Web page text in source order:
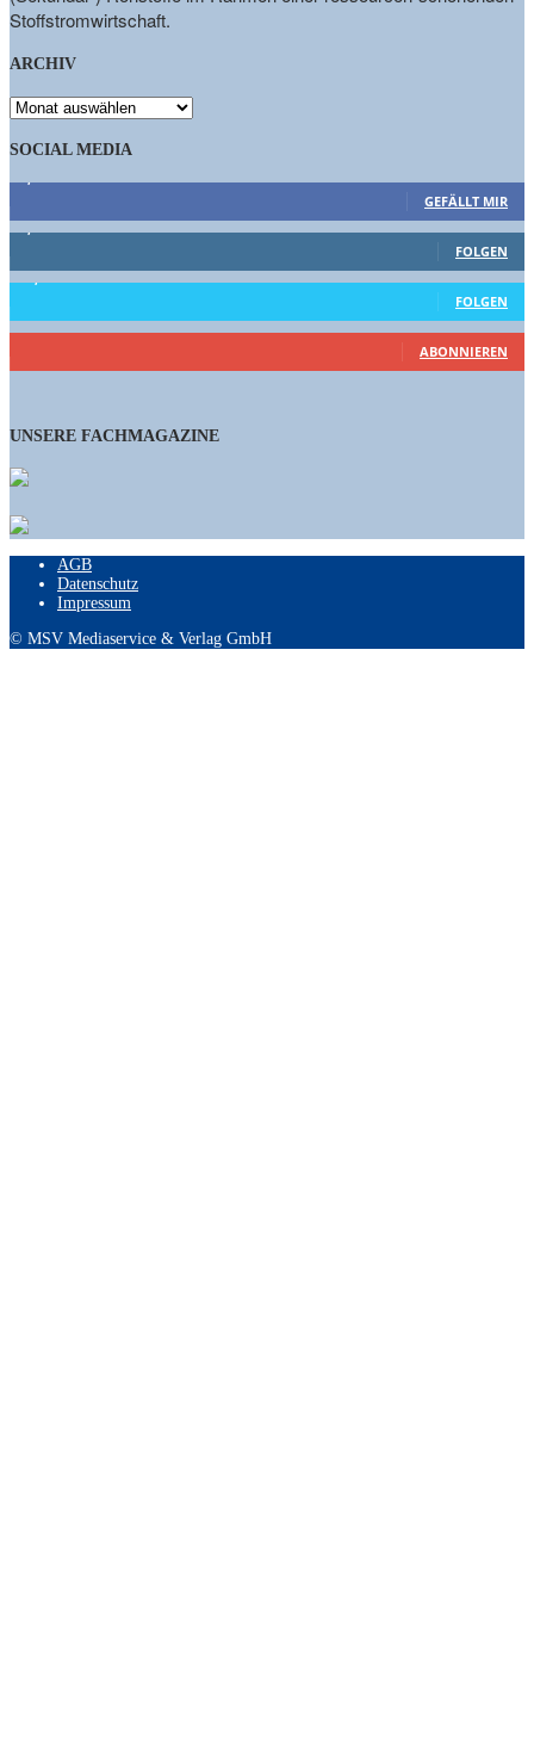
Stoffstromwirtschaft.
ARCHIV
ARCHIV
SOCIAL MEDIA
GEFÄLLT MIR
1,662 Follower
FOLGEN
15,658 Follower
FOLGEN
461 Abonnenten
ABONNIEREN
UNSERE FACHMAGAZINE
AGB
Datenschutz
Impressum
© MSV Mediaservice & Verlag GmbH